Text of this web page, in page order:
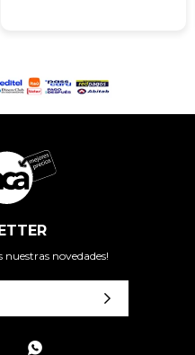
nuestras novedades!
